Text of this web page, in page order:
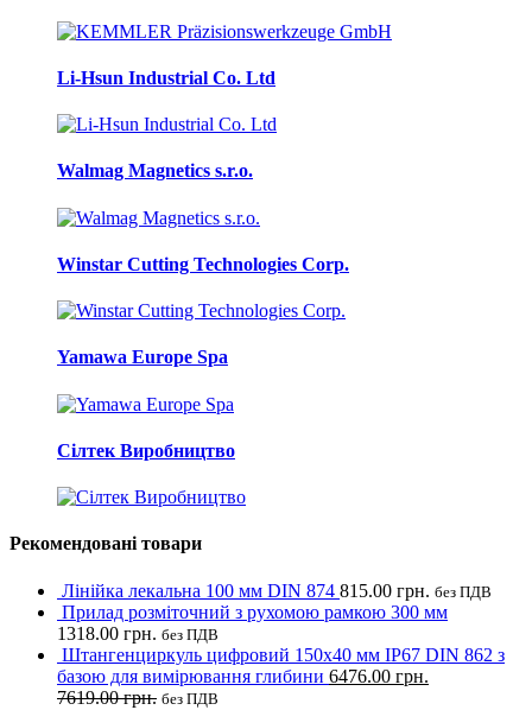
Li-Hsun Industrial Co. Ltd
Walmag Magnetics s.r.o.
Winstar Cutting Technologies Corp.
Yamawa Europe Spa
Сілтек Виробництво
Рекомендовані товари
Лінійка лекальна 100 мм DIN 874 815.00 грн. без ПДВ
Прилад розміточний з рухомою рамкою 300 мм
1318.00 грн. без ПДВ
Штангенциркуль цифровий 150х40 мм IP67 DIN 862 з
базою для вимірювання глибини 6476.00 грн.
7619.00грн. без ПДВ